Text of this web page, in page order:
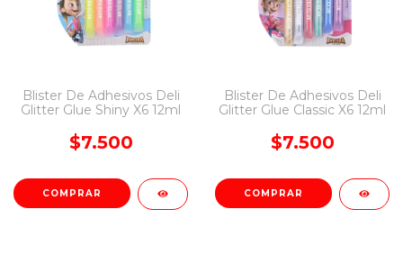
Blister De Adhesivos Deli
Glitter Glue Shiny X6 12ml
$7.500
Blister De Adhesivos Deli
Glitter Glue Classic X6 12ml
$7.500